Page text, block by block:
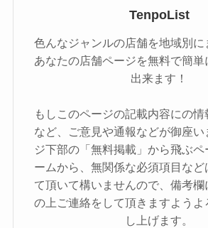
TenpoList
色んなジャンルの店舗を地域別に
あなたの店舗ページを無料で簡
出来ます！
もしこのページの記載内容にの情
など、ご意見や通報などが御座
ジ下部の「無料掲載」から飛ぶペ
ームから、無関係な必須項目など
て頂いて構いませんので、備考欄
の上ご連絡をして頂きますようよ
し上げます。